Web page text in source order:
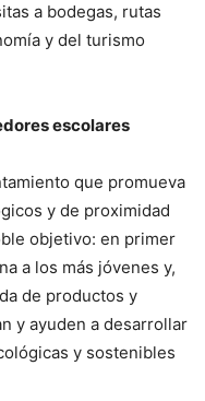
a bodegas, rutas
y del turismo
escolares
que promueva
y de proximidad
objetivo: en primer
a los más jóvenes y,
de productos y
y ayuden a desarrollar
y sostenibles